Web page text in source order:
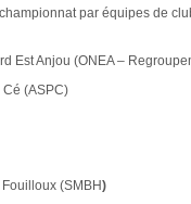
par équipes de
Est Anjou (ONEA –
(ASPC)
(SMBH)